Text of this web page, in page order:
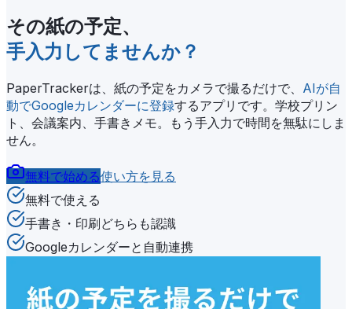
その紙の予定、
手入力してませんか？
PaperTrackerは、紙の予定をカメラで撮るだけで、 AIが自
動でGoogleカレンダーに登録するアプリです。学校プリン
ト、会議案内、手書きメモ。もう手入力で時間を無駄にしま
せん。
無料で始める使い方を見る
無料で使える
手書き・印刷どちらも認識
Googleカレンダーと自動連携